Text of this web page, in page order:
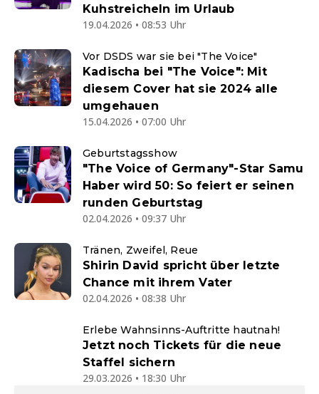
Kuhstreicheln im Urlaub
19.04.2026 • 08:53 Uhr
Vor DSDS war sie bei "The Voice"
Kadischa bei "The Voice": Mit
diesem Cover hat sie 2024 alle
umgehauen
15.04.2026 • 07:00 Uhr
Geburtstagsshow
"The Voice of Germany"-Star Samu
Haber wird 50: So feiert er seinen
runden Geburtstag
02.04.2026 • 09:37 Uhr
Tränen, Zweifel, Reue
Shirin David spricht über letzte
Chance mit ihrem Vater
02.04.2026 • 08:38 Uhr
Erlebe Wahnsinns-Auftritte hautnah!
Jetzt noch Tickets für die neue
Staffel sichern
29.03.2026 • 18:30 Uhr